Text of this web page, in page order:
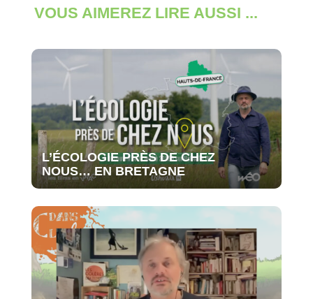
VOUS AIMEREZ LIRE AUSSI ...
L’ÉCOLOGIE PRÈS DE CHEZ
NOUS… EN BRETAGNE